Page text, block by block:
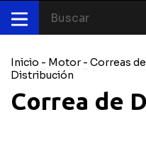
Inicio - Motor - Correas
Distribución
Correa de